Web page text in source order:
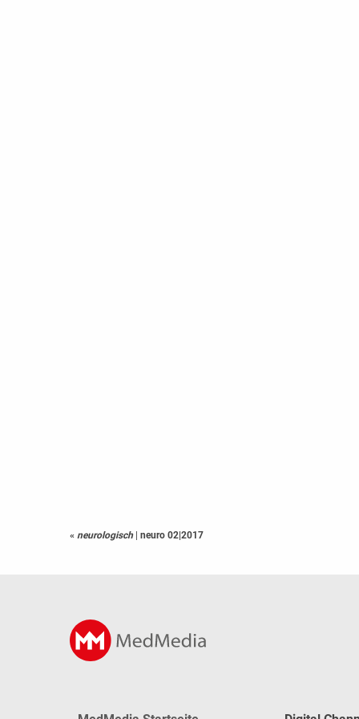
« neurologisch neuro 02|2017